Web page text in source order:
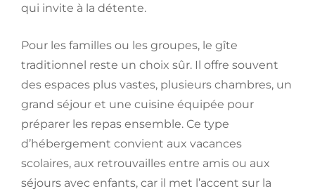
qui invite à la détente.
Pour les familles ou les groupes, le gîte
traditionnel reste un choix sûr. Il offre souvent
des espaces plus vastes, plusieurs chambres, un
grand séjour et une cuisine équipée pour
préparer les repas ensemble. Ce type
d’hébergement convient aux vacances
scolaires, aux retrouvailles entre amis ou aux
séjours avec enfants, car il met l’accent sur la